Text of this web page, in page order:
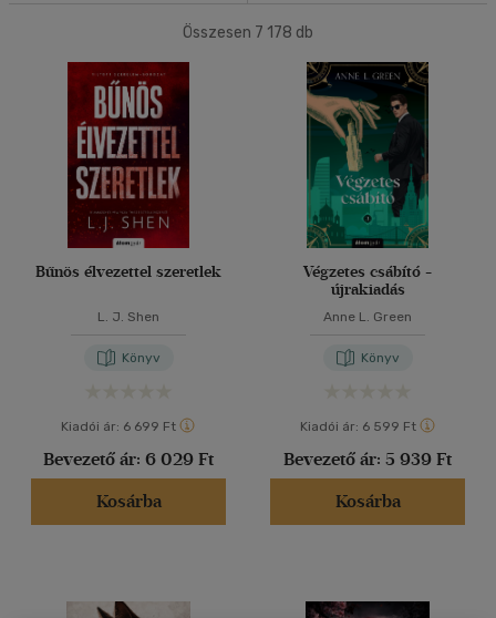
500 Ft alatt
500 Ft - 2500 Ft
2500 Ft - 4500 Ft
4500 Ft felett (1039)
Korosztály szerint
Gyermek(2)
mind
(27)
mind
(25)
Gyermek és ifjúsági
Nyelv szerint
Összesen 7 178 db
Bűnös élvezettel szeretlek
L. J. Shen
Könyv
Kiadói ár: 6 699 Ft
Bevezető ár: 6 029 Ft
Kosárba
Végzetes csábító -
újrakiadás
Anne L. Green
Könyv
Kiadói ár: 6 599 Ft
Bevezető ár: 5 939 Ft
Kosárba